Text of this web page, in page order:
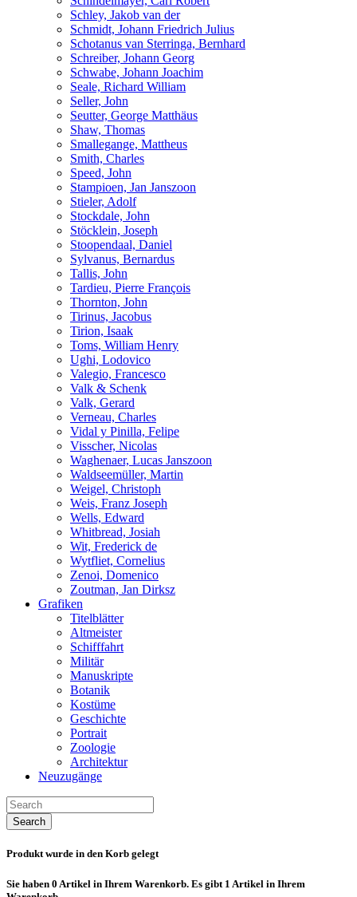
Schley, Jakob van der
Schmidt, Johann Friedrich Julius
Schotanus van Sterringa, Bernhard
Schreiber, Johann Georg
Schwabe, Johann Joachim
Seale, Richard William
Seller, John
Seutter, George Matthäus
Shaw, Thomas
Smallegange, Mattheus
Smith, Charles
Speed, John
Stampioen, Jan Janszoon
Stieler, Adolf
Stockdale, John
Stöcklein, Joseph
Stoopendaal, Daniel
Sylvanus, Bernardus
Tallis, John
Tardieu, Pierre François
Thornton, John
Tirinus, Jacobus
Tirion, Isaak
Toms, William Henry
Ughi, Lodovico
Valegio, Francesco
Valk & Schenk
Valk, Gerard
Verneau, Charles
Vidal y Pinilla, Felipe
Visscher, Nicolas
Waghenaer, Lucas Janszoon
Waldseemüller, Martin
Weigel, Christoph
Weis, Franz Joseph
Wells, Edward
Whitbread, Josiah
Wit, Frederick de
Wytfliet, Cornelius
Zenoi, Domenico
Zoutman, Jan Dirksz
Grafiken
Titelblätter
Altmeister
Schifffahrt
Militär
Manuskripte
Botanik
Kostüme
Geschichte
Portrait
Zoologie
Architektur
Neuzugänge
Search
Produkt wurde in den Korb gelegt
Sie haben 0 Artikel in Ihrem Warenkorb. Es gibt 1 Artikel in Ihrem